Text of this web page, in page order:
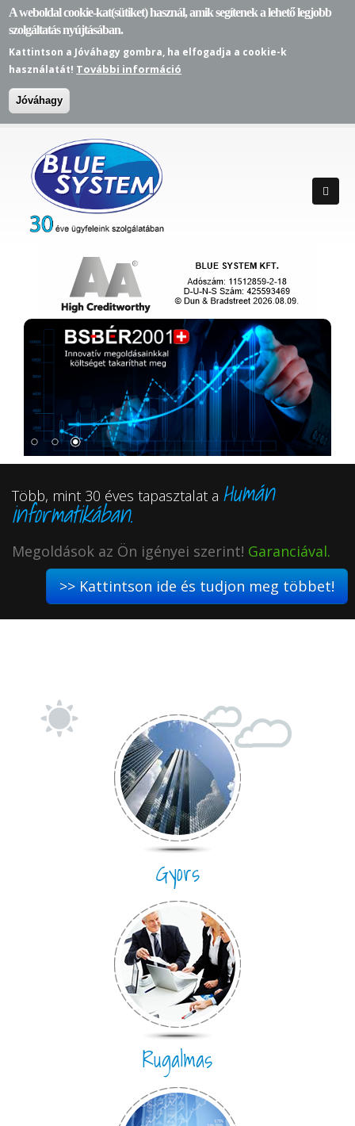
A weboldal cookie-kat(sütiket) használ, amik segítenek a lehető legjobb
szolgáltatás nyújtásában.
Kattintson a Jóváhagy gombra, ha elfogadja a cookie-k
használatát! További információ
Jóváhagy
Több, mint 30 éves tapasztalat a Humán
informatikában.
Megoldások az Ön igényei szerint! Garanciával.
>> Kattintson ide és tudjon meg többet!
Gyors
Rugalmas